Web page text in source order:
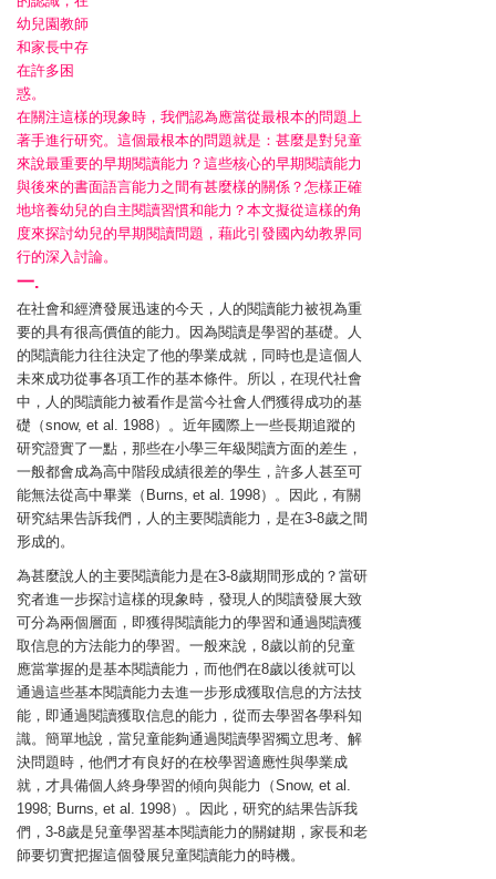
幼兒園教師
和家長中存
在許多困
惑。
在關注這樣的現象時，我們認為應當從最根本的問題上
著手進行研究。這個最根本的問題就是：甚麼是對兒童
來說最重要的早期閱讀能力？這些核心的早期閱讀能力
與後來的書面語言能力之間有甚麼樣的關係？怎樣正確
地培養幼兒的自主閱讀習慣和能力？本文擬從這樣的角
度來探討幼兒的早期閱讀問題，藉此引發國內幼教界同
行的深入討論。
一.
在社會和經濟發展迅速的今天，人的閱讀能力被視為重
要的具有很高價值的能力。因為閱讀是學習的基礎。人
的閱讀能力往往決定了他的學業成就，同時也是這個人
未來成功從事各項工作的基本條件。所以，在現代社會
中，人的閱讀能力被看作是當今社會人們獲得成功的基
礎（snow, et al. 1988）。近年國際上一些長期追蹤的
研究證實了一點，那些在小學三年級閱讀方面的差生，
一般都會成為高中階段成績很差的學生，許多人甚至可
能無法從高中畢業（Burns, et al. 1998）。因此，有關
研究結果告訴我們，人的主要閱讀能力，是在3-8歲之間
形成的。
為甚麼說人的主要閱讀能力是在3-8歲期間形成的？當研
究者進一步探討這樣的現象時，發現人的閱讀發展大致
可分為兩個層面，即獲得閱讀能力的學習和通過閱讀獲
取信息的方法能力的學習。一般來說，8歲以前的兒童
應當掌握的是基本閱讀能力，而他們在8歲以後就可以
通過這些基本閱讀能力去進一步形成獲取信息的方法技
能，即通過閱讀獲取信息的能力，從而去學習各學科知
識。簡單地說，當兒童能夠通過閱讀學習獨立思考、解
決問題時，他們才有良好的在校學習適應性與學業成
就，才具備個人終身學習的傾向與能力（Snow, et al.
1998; Burns, et al. 1998）。因此，研究的結果告訴我
們，3-8歲是兒童學習基本閱讀能力的關鍵期，家長和老
師要切實把握這個發展兒童閱讀能力的時機。